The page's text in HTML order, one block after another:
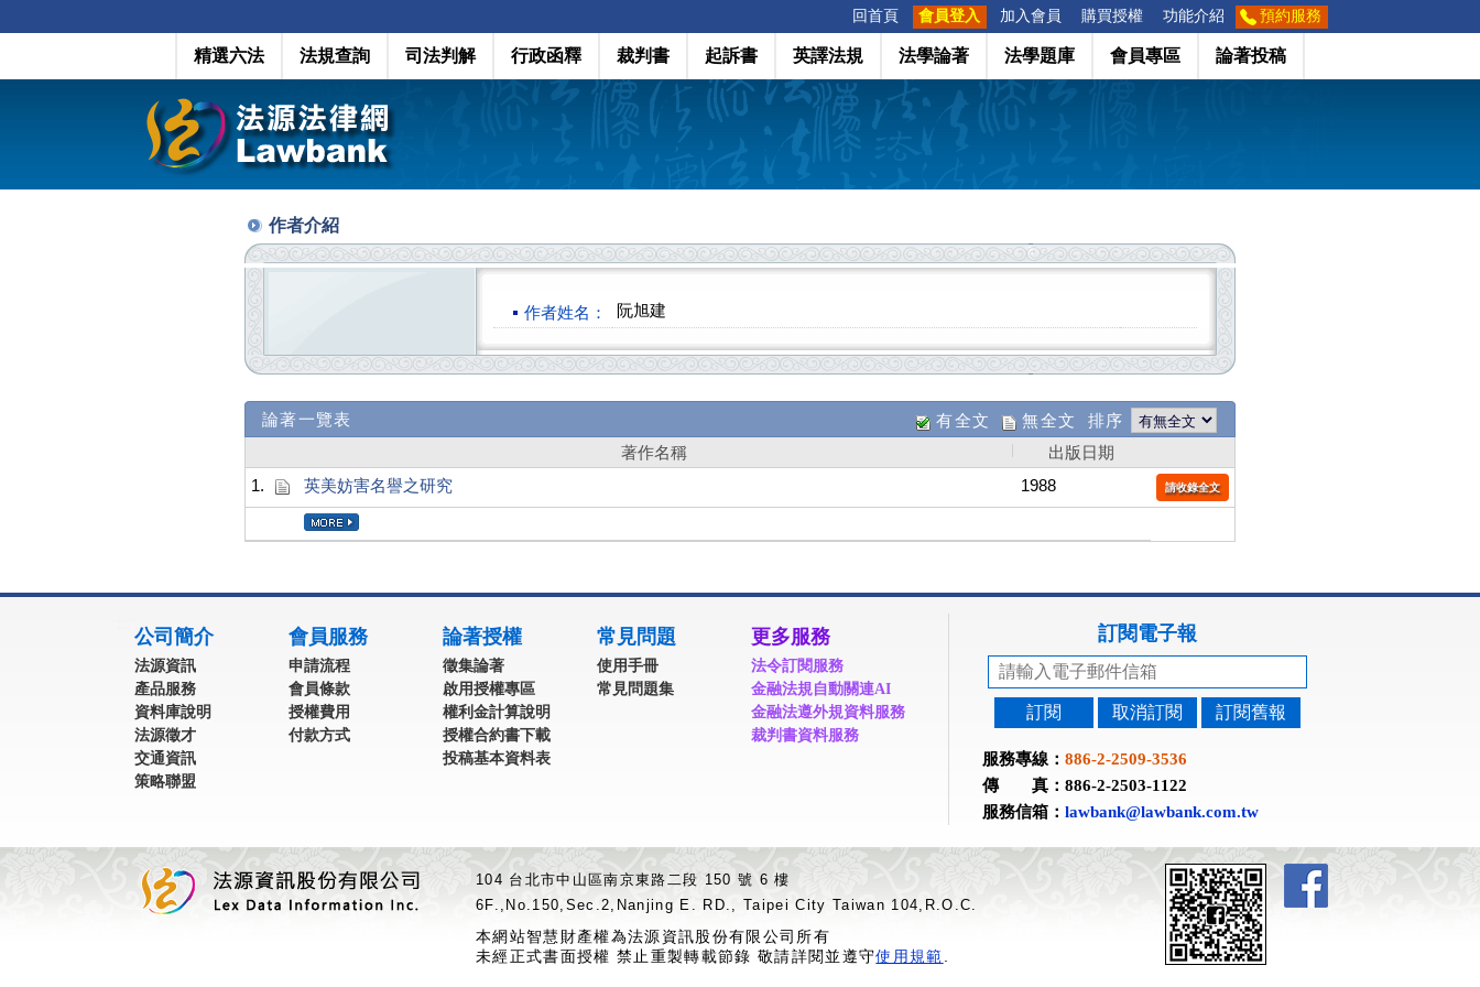
回首頁 會員登入 加入會員 購買授權 功能介紹 預約服務
精選六法 法規查詢 司法判解 行政函釋 裁判書 起訴書 英譯法規 法學論著 法學題庫 會員專區 論著投稿
作者介紹
作者姓名： 阮旭建
論著一覽表 有全文 無全文 排序
著作名稱
出版日期
1.
英美妨害名譽之研究 1988 請收錄全文
公司簡介
法源資訊
產品服務
資料庫說明
法源徵才
交通資訊
策略聯盟
會員服務
申請流程
會員條款
授權費用
付款方式
論著授權
徵集論著
啟用授權專區
權利金計算說明
授權合約書下載
投稿基本資料表
常見問題
使用手冊
常見問題集
更多服務
法令訂閱服務
金融法規自動關連AI
金融法遵外規資料服務
裁判書資料服務
訂閱電子報
訂閱 取消訂閱 訂閱舊報
服務專線： 886-2-2509-3536
傳 真：886-2-2503-1122
服務信箱： lawbank@lawbank.com.tw
104 台北市中山區南京東路二段 150 號 6 樓
6F.,No.150,Sec.2,Nanjing E. RD., Taipei City Taiwan 104,R.O.C.
本網站智慧財產權為法源資訊股份有限公司所有
未經正式書面授權 禁止重製轉載節錄 敬請詳閱並遵守使用規範